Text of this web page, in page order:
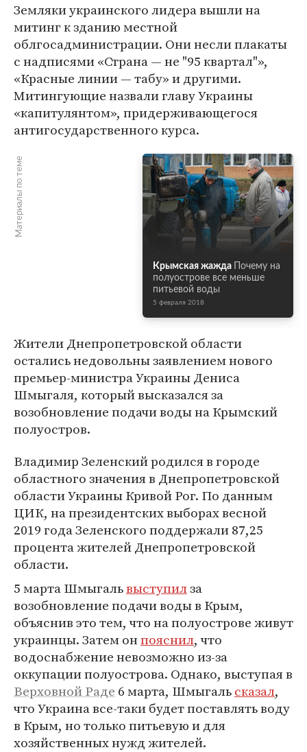
Земляки украинского лидера вышли на
митинг к зданию местной
облгосадминистрации. Они несли плакаты
с надписями «Страна — не "95 квартал"»,
«Красные линии — табу» и другими.
Митингующие назвали главу Украины
«капитулянтом», придерживающегося
антигосударственного курса.
Материалы по теме
Крымская жажда
Почему на
полуострове все меньше
питьевой воды
5 февраля 2018
Жители Днепропетровской области
остались недовольны заявлением нового
премьер-министра Украины Дениса
Шмыгаля, который высказался за
возобновление подачи воды на Крымский
полуостров.
Владимир Зеленский родился в городе
областного значения в Днепропетровской
области Украины Кривой Рог. По данным
ЦИК, на президентских выборах весной
2019 года Зеленского поддержали 87,25
процента жителей Днепропетровской
области.
5 марта Шмыгальвыступилза
возобновление подачи воды в Крым,
объяснив это тем, что на полуострове живут
украинцы. Затем онпояснил, что
водоснабжение невозможно из-за
оккупации полуострова. Однако, выступая в
Верховной Раде 6 марта, Шмыгальсказал,
что Украина все-таки будет поставлять воду
в Крым, но только питьевую и для
хозяйственных нужд жителей.